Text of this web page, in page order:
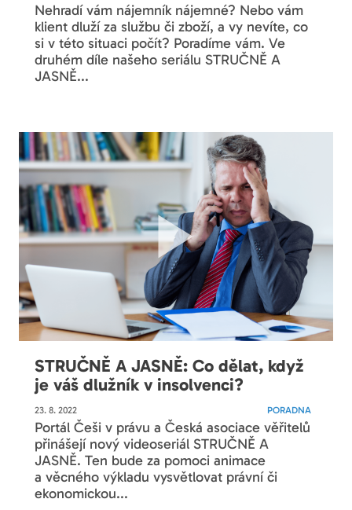
Nehradí vám nájemník nájemné? Nebo vám
klient dluží za službu či zboží, a vy nevíte, co
si v této situaci počít? Poradíme vám. Ve
druhém díle našeho seriálu STRUČNĚ A
JASNĚ...
STRUČNĚ A JASNĚ: Co dělat, když
je váš dlužník v insolvenci?
23. 8. 2022 PORADNA
Portál Češi v právu a Česká asociace věřitelů
přinášejí nový videoseriál STRUČNĚ A
JASNĚ. Ten bude za pomoci animace
a věcného výkladu vysvětlovat právní či
ekonomickou...